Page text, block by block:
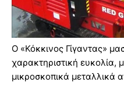
Ο «Κόκκινος Γίγαντας»
χαρακτηριστική ευκολία,
μικροσκοπικά μεταλλικά